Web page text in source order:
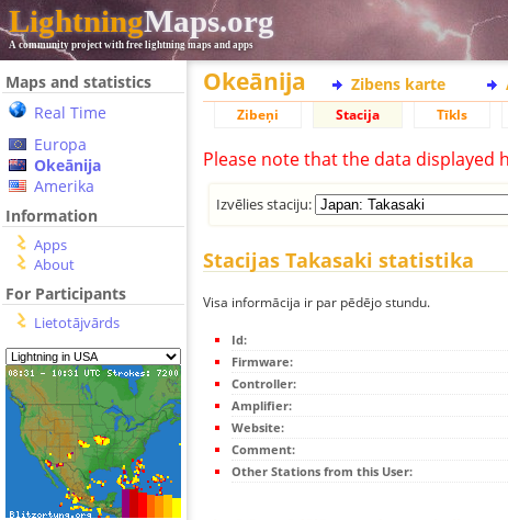
LightningMaps.org
A community project with free lightning maps and apps
Maps and statistics
Real Time
Europa
Okeānija
Amerika
Information
Apps
About
For Participants
Lietotājvārds
Okeānija Zibens karte
Zibeņi Stacija Tīkls
Please note that the data displayed
Izvēlies staciju:
Stacijas Takasaki statistika
Visa informācija ir par pēdējo stundu.
Id:
Firmware:
Controller:
Amplifier:
Website:
Comment:
Other Stations from this User: